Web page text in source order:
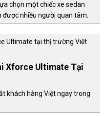
chọn một chiếc xe sedan
nhiều người quan tâm.
Xforce Ultimate Tại
khách hàng Việt ngay trong